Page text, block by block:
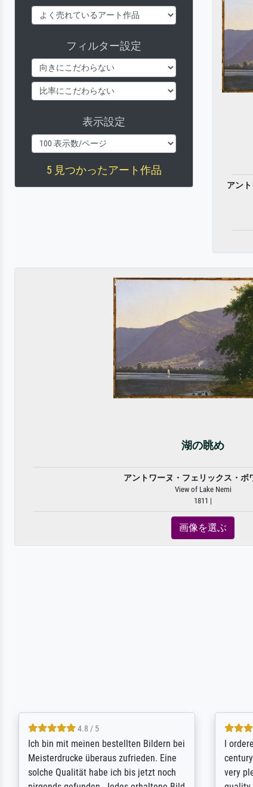
フィルター設定
表示設定
5 見つかったアート作品
アン
湖の眺め
アントワーヌ・フェリックス・ボ
View of Lake Nemi
1811 |
画像を選ぶ
5 / 5
Rundum positive Erfahrung. Die
Ausführung des Auftrags hat eine Weile
gedauert, die angekündigte Lieferzeit
The
meet
expert